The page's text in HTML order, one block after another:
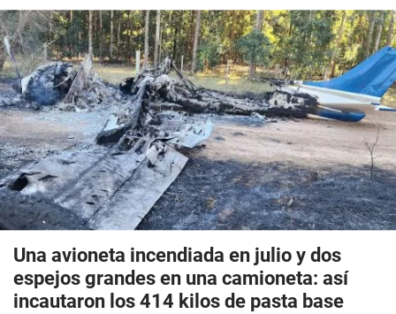
Una avioneta incendiada en julio y dos
espejos grandes en una camioneta: así
incautaron los 414 kilos de pasta base